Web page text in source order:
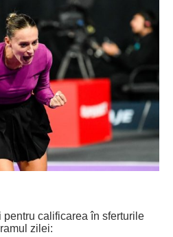
calificarea în sferturile
zilei: